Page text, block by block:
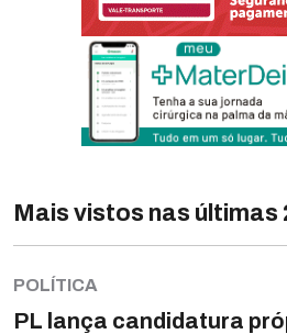
Mais vistos nas últimas
POLÍTICA
PL lança candidatura